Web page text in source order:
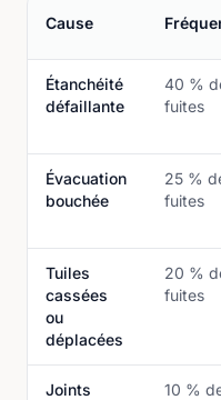
Cause
Étanchéité
défaillante
40 %
fuites
Évacuation
bouchée
25 %
fuites
Tuiles
cassées
ou
déplacées
20 %
fuites
Joints
10 %